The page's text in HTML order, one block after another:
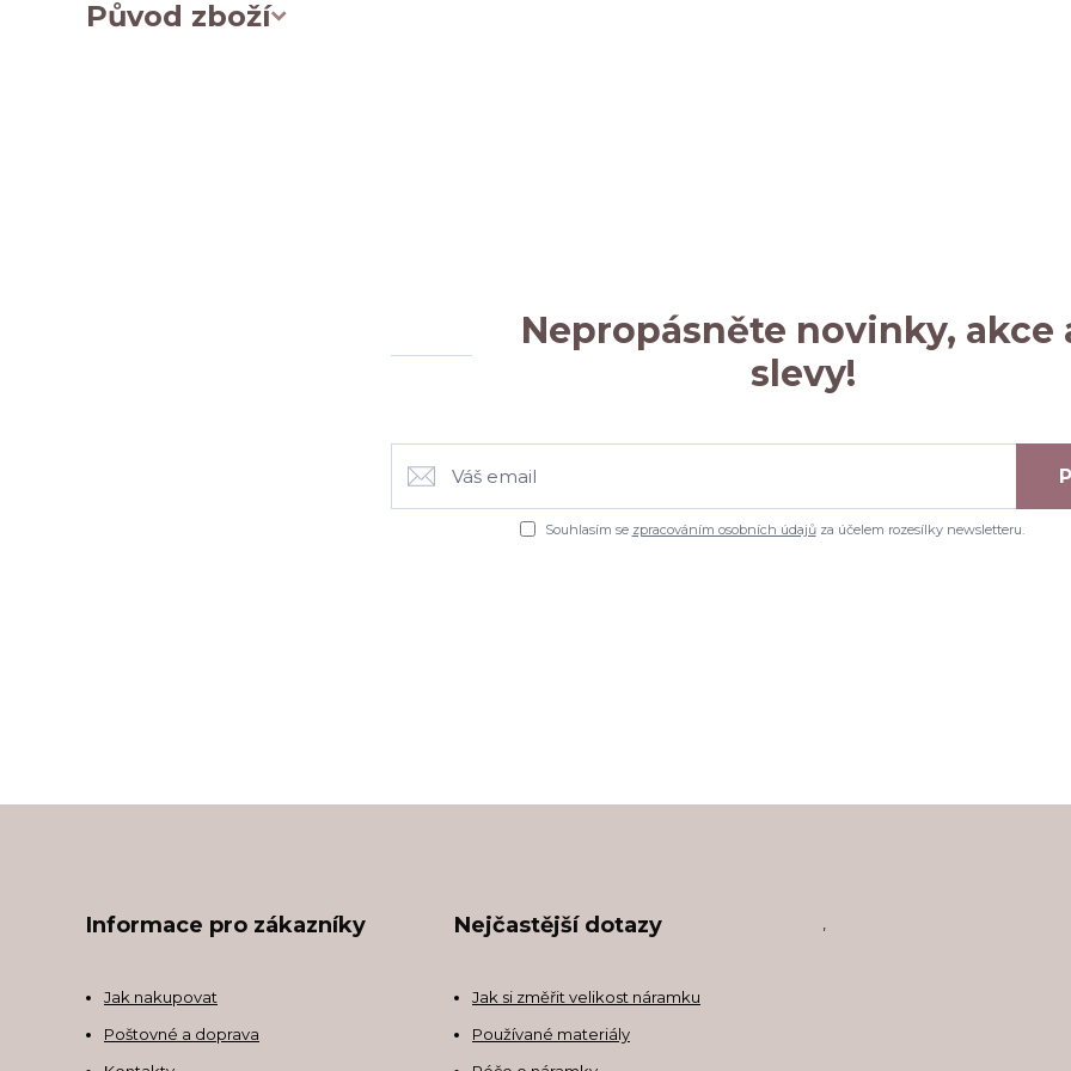
Původ zboží
Nepropásněte novinky, akce
slevy!
Souhlasím se zpracováním osobních údajůza účelem rozesílky newsletteru.
Informace pro zákazníky
Jak nakupovat
Poštovné a doprava
Nejčastější dotazy
Jak si změřit velikost náramku
Používané materiály